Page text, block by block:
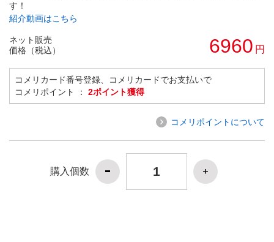
す！
紹介動画はこちら
ネット販売
価格（税込）
6960 円
コメリカード番号登録、コメリカードでお支払いで
コメリポイント ： 2ポイント獲得
コメリポイントについて
購入個数